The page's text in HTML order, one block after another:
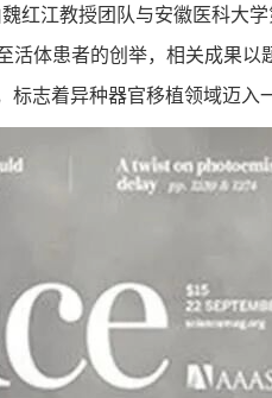
红江教授团队与安徽医科大
体患者的创举，相关成果
志着异种器官移植领域迈入